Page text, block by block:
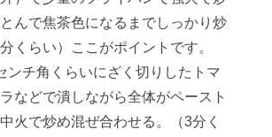
んで焦茶色になるまでしっかり炒
くらい）ここがポイントです。
チ角くらいにざく切りしたトマ
などで潰しながら全体がペースト
火で炒め混ぜ合わせる。（3分く